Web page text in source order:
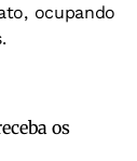
ocupando
os